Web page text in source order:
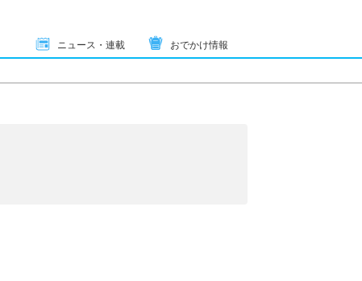
ニュース・連載 おでかけ情報